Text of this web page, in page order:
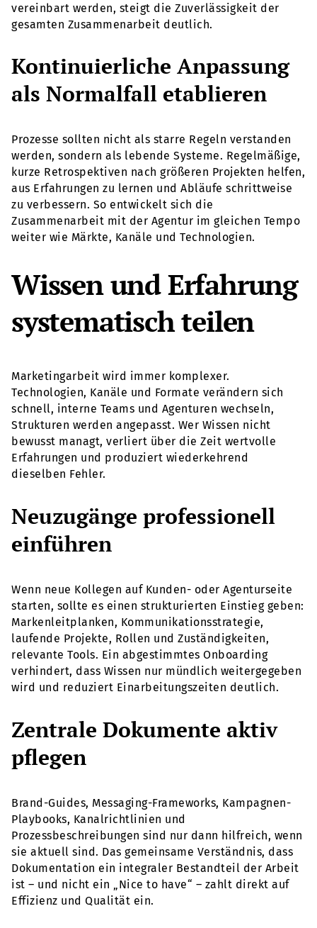
vereinbart werden, steigt die Zuverlässigkeit der
gesamten Zusammenarbeit deutlich.
Kontinuierliche Anpassung
als Normalfall etablieren
Prozesse sollten nicht als starre Regeln verstanden
werden, sondern als lebende Systeme. Regelmäßige,
kurze Retrospektiven nach größeren Projekten helfen,
aus Erfahrungen zu lernen und Abläufe schrittweise
zu verbessern. So entwickelt sich die
Zusammenarbeit mit der Agentur im gleichen Tempo
weiter wie Märkte, Kanäle und Technologien.
Wissen und Erfahrung
systematisch teilen
Marketingarbeit wird immer komplexer.
Technologien, Kanäle und Formate verändern sich
schnell, interne Teams und Agenturen wechseln,
Strukturen werden angepasst. Wer Wissen nicht
bewusst managt, verliert über die Zeit wertvolle
Erfahrungen und produziert wiederkehrend
dieselben Fehler.
Neuzugänge professionell
einführen
Wenn neue Kollegen auf Kunden- oder Agenturseite
starten, sollte es einen strukturierten Einstieg geben:
Markenleitplanken, Kommunikationsstrategie,
laufende Projekte, Rollen und Zuständigkeiten,
relevante Tools. Ein abgestimmtes Onboarding
verhindert, dass Wissen nur mündlich weitergegeben
wird und reduziert Einarbeitungszeiten deutlich.
Zentrale Dokumente aktiv
pflegen
Brand-Guides, Messaging-Frameworks, Kampagnen-
Playbooks, Kanalrichtlinien und
Prozessbeschreibungen sind nur dann hilfreich, wenn
sie aktuell sind. Das gemeinsame Verständnis, dass
Dokumentation ein integraler Bestandteil der Arbeit
ist – und nicht ein „Nice to have“ – zahlt direkt auf
Effizienz und Qualität ein.